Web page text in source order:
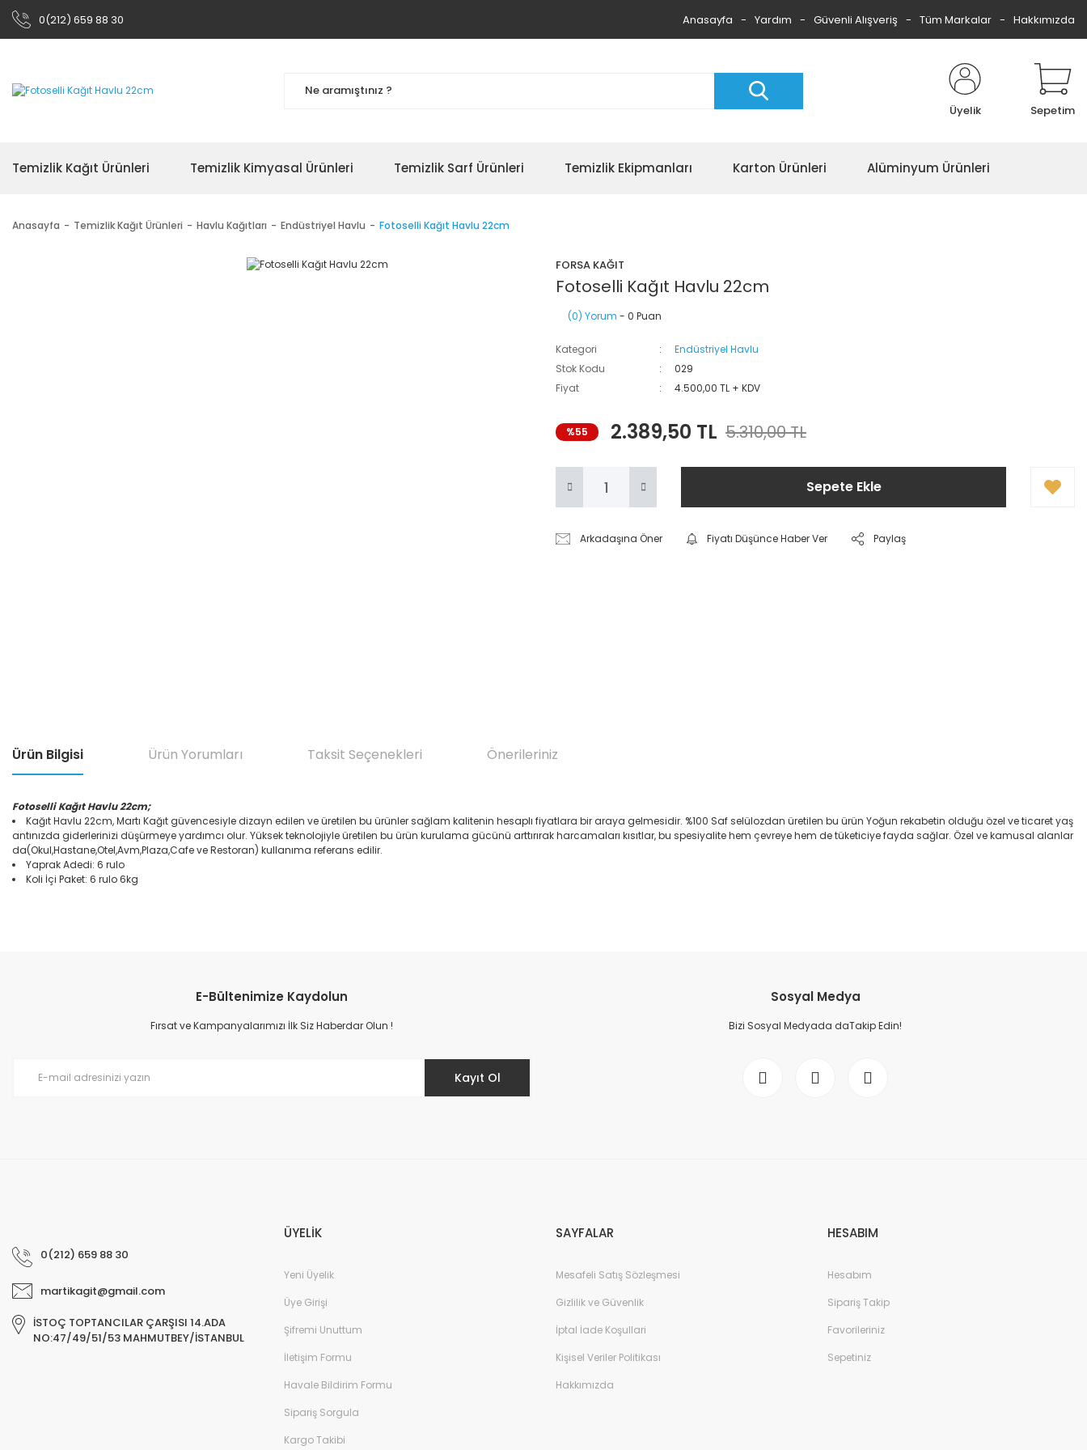
0(212) 659 88 30 Anasayfa Yardım Güvenli Alışveriş Tüm Markalar Hakkımızda
Üyelik Sepetim
Temizlik Kağıt Ürünleri Temizlik Kimyasal Ürünleri Temizlik Sarf Ürünleri Temizlik Ekipmanları Karton Ürünleri Alüminyum Ürünleri
Anasayfa Temizlik Kağıt Ürünleri Havlu Kağıtları Endüstriyel Havlu Fotoselli Kağıt Havlu 22cm
FORSA KAĞIT
Fotoselli Kağıt Havlu 22cm
(0) Yorum - 0 Puan
Kategori
Endüstriyel Havlu
Stok Kodu
029
Fiyat
4.500,00 TL + KDV
%55 2.389,50 TL 5.310,00 TL
Sepete Ekle
Arkadaşına Öner Fiyatı Düşünce Haber Ver Paylaş
Ürün Bilgisi Ürün Yorumları Taksit Seçenekleri Önerileriniz
Fotoselli Kağıt Havlu 22cm;
Kağıt Havlu 22cm, Martı Kağıt güvencesiyle dizayn edilen ve üretilen bu ürünler sağlam kalitenin hesaplı fiyatlara bir araya gelmesidir. %100 Saf selülozdan üretilen bu ürün Yoğun rekabetin olduğu özel ve ticaret yaş
antınızda giderlerinizi düşürmeye yardımcı olur. Yüksek teknolojiyle üretilen bu ürün kurulama gücünü arttırırak harcamaları kısıtlar, bu spesiyalite hem çevreye hem de tüketiciye fayda sağlar. Özel ve kamusal alanlar
da(Okul,Hastane,Otel,Avm,Plaza,Cafe ve Restoran) kullanıma referans edilir.
Yaprak Adedi: 6 rulo
Koli İçi Paket: 6 rulo 6kg
Ürün resmi kalitesiz, bozuk veya görüntülenemiyor.
Ürün açıklamasında eksik bilgiler bulunuyor.
E-Bültenimize Kaydolun
Fırsat ve Kampanyalarımızı İlk Siz Haberdar Olun !
Kayıt Ol
Sosyal Medya
Bizi Sosyal Medyada daTakip Edin!
0(212) 659 88 30
martikagit@gmail.com
İSTOÇ TOPTANCILAR ÇARŞISI 14.ADA
NO:47/49/51/53 MAHMUTBEY/İSTANBUL
ÜYELİK
Yeni Üyelik
Üye Girişi
Şifremi Unuttum
İletişim Formu
Havale Bildirim Formu
Sipariş Sorgula
Kargo Takibi
SAYFALAR
Mesafeli Satış Sözleşmesi
Gizlilik ve Güvenlik
İptal İade Koşullari
Kişisel Veriler Politikası
Hakkımızda
HESABIM
Hesabım
Sipariş Takip
Favorileriniz
Sepetiniz